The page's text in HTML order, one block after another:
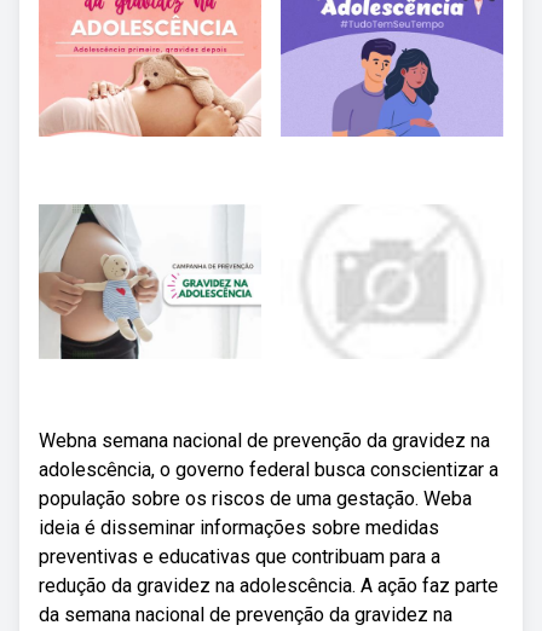
Webna semana nacional de prevenção da gravidez na
adolescência, o governo federal busca conscientizar a
população sobre os riscos de uma gestação. Weba
ideia é disseminar informações sobre medidas
preventivas e educativas que contribuam para a
redução da gravidez na adolescência. A ação faz parte
da semana nacional de prevenção da gravidez na